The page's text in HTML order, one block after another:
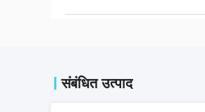
संबंधित उत्पाद